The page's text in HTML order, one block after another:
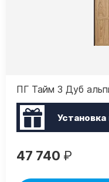
ПГ Тайм 3 Дуб
Установка
47 740 ₽